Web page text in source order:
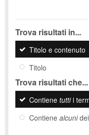
Trova risultati in...
Titolo e contenuto
Titolo
Trova risultati che...
Contiene tuttii
Contiene alcuni